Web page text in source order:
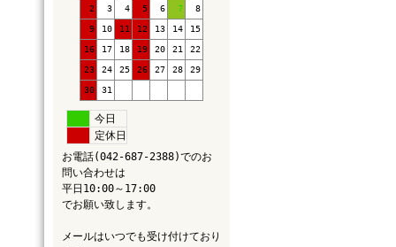
2 3 4 5 6 7 8
9 10 11 12 13 14 15
16 17 18 19 20 21 22
23 24 25 26 27 28 29
30 31
今日
定休日
お電話(042-687-2388)でのお
問い合わせは
平日10:00～17:00
でお願い致します。
メールはいつでも受け付けており